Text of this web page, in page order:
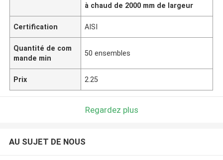
à chaud de 2000 mm de largeur
Certification AISI
Quantité de com
mande min
50 ensembles
Prix 2.25
Regardez plus
AU SUJET DE NOUS